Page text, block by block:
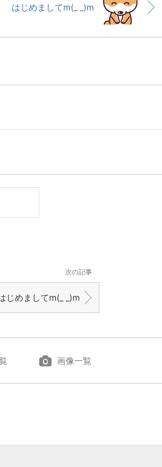
はじめましてm(_ _)m
次の記事
じめましてm(_ _)m
画像一覧